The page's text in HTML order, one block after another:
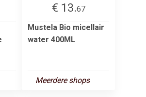
€ 13.67
Mustela Bio micellair
water 400ML
Meerdere shops